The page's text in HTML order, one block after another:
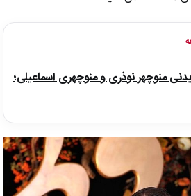
منوچهر نوذری و منوچهری اسماعیلی؛